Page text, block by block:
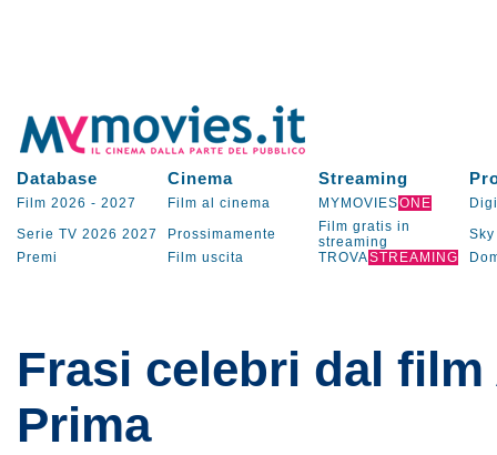
Database Cinema Streaming
Film 2026 - 2027 Film al cinema MYMOVIESONE
Serie TV 2026 2027 Prossimamente
Film gratis in
streaming
Sky
Premi
Film uscita TROVASTREAMING
Frasi celebri dal
Prima